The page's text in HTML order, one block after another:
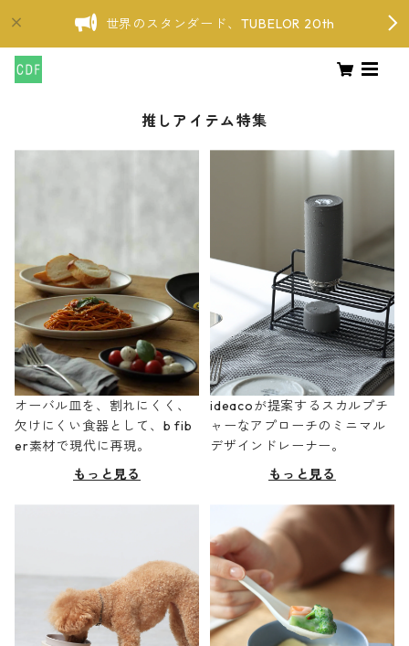
世界のスタンダード、TUBELOR 20th
推しアイテム特集
オーバル皿を、割れにくく、
欠けにくい食器として、b fib
er素材で現代に再現。
もっと見る
ideacoが提案するスカルプチ
ャーなアプローチのミニマル
デザインドレーナー。
もっと見る